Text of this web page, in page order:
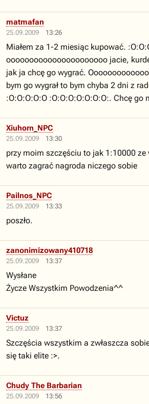
25.09.2009 13:26
matmafan
Miałem za 1-2 miesiąc kupować.
oooooooooooooooooooooo jacie,
jak ja chcę go wygrać.
bym go wygrał to bym chyba 2 dni z
:O:O:O:O:O :O:O:O:O:O:O:O:. Chcę go
25.09.2009 13:30
Xiuhorn_NPC
przy moim szczęściu to jak 1:10000 ze
warto zagrać nagroda niczego sobie
25.09.2009 13:33
Pailnos_NPC
poszło.
25.09.2009 13:37
zanonimizowany410718
Wysłane
Życze Wszystkim Powodzenia^^
25.09.2009 13:37
Victuz
Szczęścia wszystkim a zwłaszcza
się taki elite :>.
25.09.2009 13:56
Chudy The Barbarian